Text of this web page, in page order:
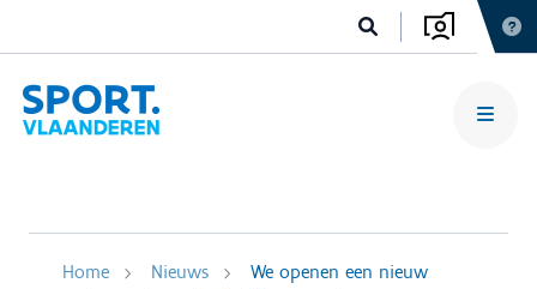
Home Nieuws
We openen een nieuw